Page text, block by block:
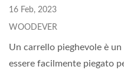
16 Feb, 2023
WOODEVER
Un carrello pieghevole è
essere facilmente piegato